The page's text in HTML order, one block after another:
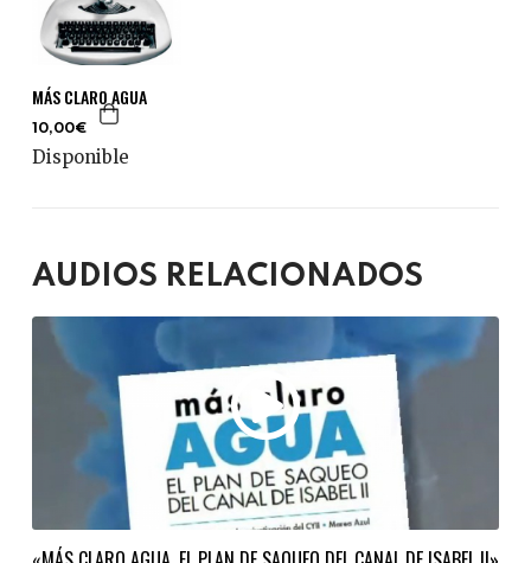
MÁS CLARO AGUA
10,00€
Disponible
AUDIOS RELACIONADOS